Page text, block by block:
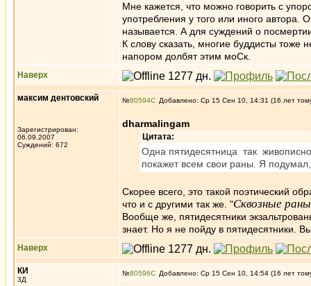
Мне кажется, что можно говорить с
употребления у того или иного автора.
называется. А для суждений о
К слову сказать, многие буддисты
напором долбят этим моСк.
Наверх
максим дентовский
Зарегистрирован:
06.09.2007
Суждений: 672
№80594 Добавлено: Ср 15 Сен 10, 14:31 (16 лет
dharmalingam
Цитата:
Одна пятидесятница так
покажет всем свои раны. Я
Скорее всего, это такой поэтический
что и с другими так же. "Сквозные
Вообще же, пятидесятники
знает. Но я не пойду в пятидесятники.
Наверх
КИ
3Д
№80596 Добавлено: Ср 15 Сен 10, 14:54 (16 лет